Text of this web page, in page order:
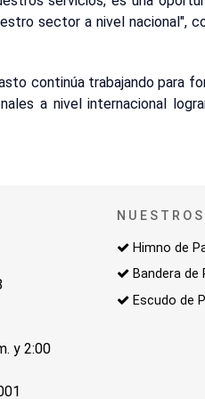
sector a nivel nacional",
continúa trabajando para
a nivel internacional
y 2:00
Himno de
Bandera de
Escudo de